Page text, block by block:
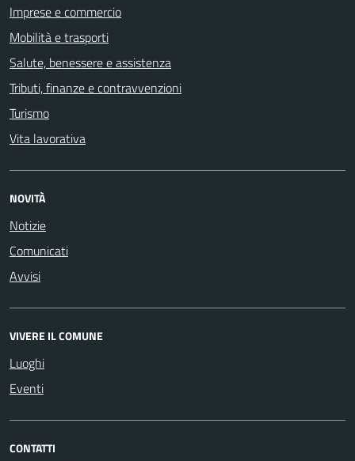
Imprese e commercio
Mobilità e trasporti
Salute, benessere e assistenza
Tributi, finanze e contravvenzioni
Turismo
Vita lavorativa
NOVITÀ
Notizie
Comunicati
Avvisi
VIVERE IL COMUNE
Luoghi
Eventi
CONTATTI